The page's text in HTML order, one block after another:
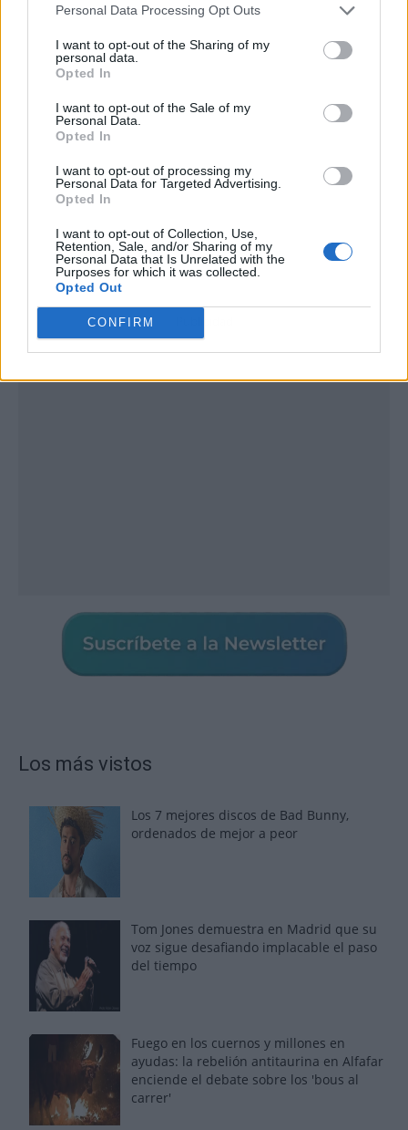
Personal Data Processing Opt Outs
I want to opt-out of the Sharing of my
personal data.
Opted In
I want to opt-out of the Sale of my
Personal Data.
Opted In
I want to opt-out of processing my
Personal Data for Targeted Advertising.
Opted In
I want to opt-out of Collection, Use,
Retention, Sale, and/or Sharing of my
Personal Data that Is Unrelated with the
Purposes for which it was collected.
Opted Out
CONFIRM
Los más vistos
Los 7 mejores discos de Bad Bunny,
ordenados de mejor a peor
Tom Jones demuestra en Madrid que su
voz sigue desafiando implacable el paso
del tiempo
Fuego en los cuernos y millones en
ayudas: la rebelión antitaurina en Alfafar
enciende el debate sobre los 'bous al
carrer'